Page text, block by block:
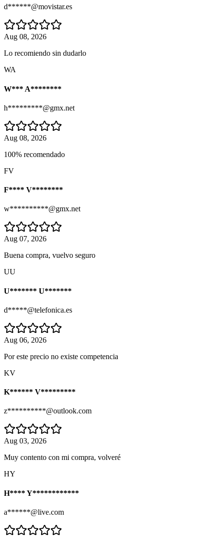
d******@movistar.es
Aug 08, 2026
Lo recomiendo sin dudarlo
WA
W*** A********
h*********@gmx.net
Aug 08, 2026
100% recomendado
FV
F**** V********
w**********@gmx.net
Aug 07, 2026
Buena compra, vuelvo seguro
UU
U******* U*******
d*****@telefonica.es
Aug 06, 2026
Por este precio no existe competencia
KV
K****** V*********
z**********@outlook.com
Aug 03, 2026
Muy contento con mi compra, volveré
HY
H**** Y************
a******@live.com